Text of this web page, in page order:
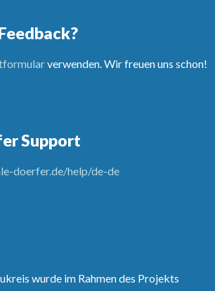
verwenden. Wir freuen uns schon!
Support
doerfer.de/help/de-de
wurde im Rahmen des Projekts